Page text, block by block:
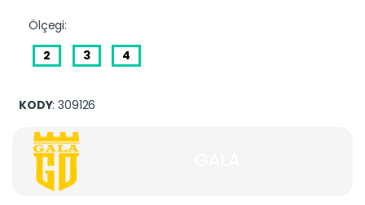
Ölçegi:
2
3 4
KODY: 309126